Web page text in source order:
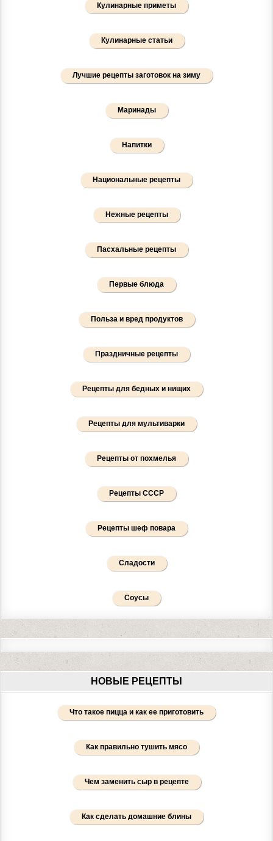
Кулинарные приметы
Кулинарные статьи
Лучшие рецепты заготовок на зиму
Маринады
Напитки
Национальные рецепты
Нежные рецепты
Пасхальные рецепты
Первые блюда
Польза и вред продуктов
Праздничные рецепты
Рецепты для бедных и нищих
Рецепты для мультиварки
Рецепты от похмелья
Рецепты СССР
Рецепты шеф повара
Сладости
Соусы
НОВЫЕ РЕЦЕПТЫ
Что такое пицца и как ее приготовить
Как правильно тушить мясо
Чем заменить сыр в рецепте
Как сделать домашние блины